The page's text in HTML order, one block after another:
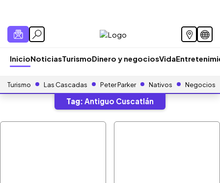
InicioNoticiasTurismoDinero y negociosVida
Turismo Las Cascadas Peter Parker Nativos Negocios
Tag: Antiguo Cuscatlán